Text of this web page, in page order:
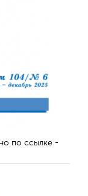
по ссылке -